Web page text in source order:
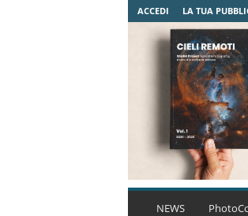
ACCEDI LA TUA
NEWS